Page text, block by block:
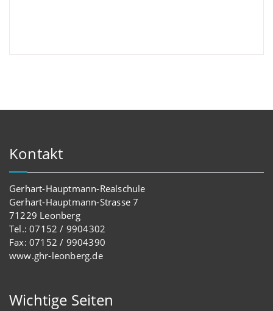
Kontakt
Gerhart-Hauptmann-Realschule
Gerhart-Hauptmann-Strasse 7
71229 Leonberg
Tel.: 07152 / 9904302
Fax: 07152 / 9904390
www.ghr-leonberg.de
Wichtige Seiten